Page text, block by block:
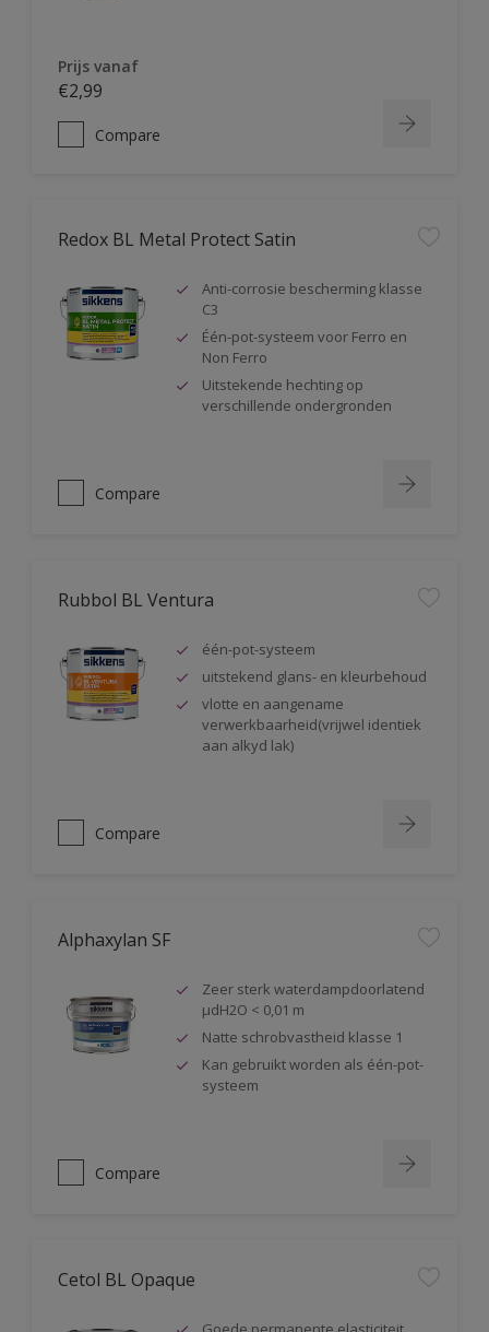
Prijs vanaf
€2,99
Compare
Redox BL Metal Protect Satin
Anti-corrosie bescherming klasse
C3
Één-pot-systeem voor Ferro en
Non Ferro
Uitstekende hechting op
verschillende ondergronden
Compare
Rubbol BL Ventura
één-pot-systeem
uitstekend glans- en kleurbehoud
vlotte en aangename
verwerkbaarheid(vrijwel identiek
aan alkyd lak)
Compare
Alphaxylan SF
Zeer sterk waterdampdoorlatend
µdH2O < 0,01 m
Natte schrobvastheid klasse 1
Kan gebruikt worden als één-pot-
systeem
Compare
Cetol BL Opaque